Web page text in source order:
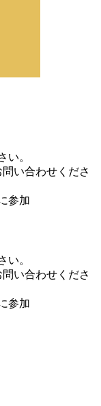
い。
問い合わせくださ
参加
い。
問い合わせくださ
参加